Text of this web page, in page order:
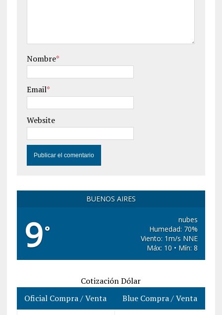
Nombre*
Email*
Website
BUENOS AIRES
9°
nubes
Humedad: 70%
Viento: 1m/s NNE
Máx: 10 • Mín: 8
Cotización Dólar
Oficial Compra / Venta
Blue Compra / Venta